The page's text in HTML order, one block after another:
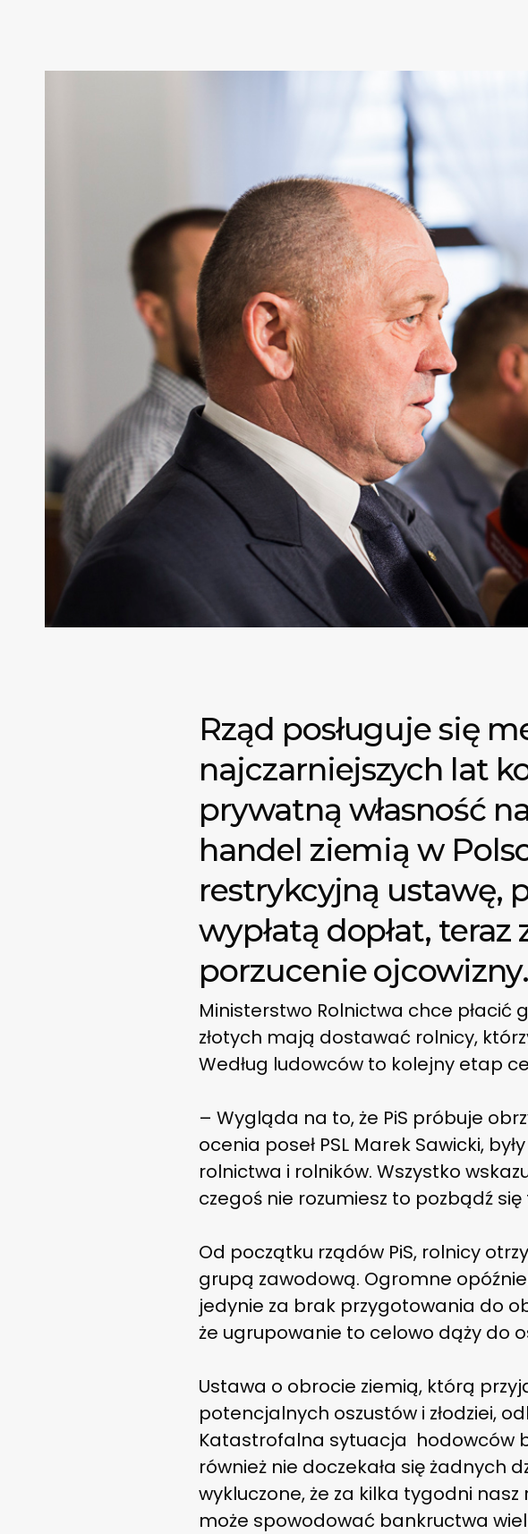
Rząd posługuje się
najczarniejszych lat
prywatną własność
handel ziemią w
restrykcyjną ustawę,
wypłatą dopłat,
porzucenie ojcowizny.
Ministerstwo Rolnictwa chce płacić
złotych mają dostawać rolnicy,
Według ludowców to kolejny etap
– Wygląda na to, że PiS próbuje
ocenia poseł PSL Marek Sawicki,
rolnictwa i rolników. Wszystko
czegoś nie rozumiesz to pozbądź
Od początku rządów PiS, rolnicy
grupą zawodową. Ogromne
jedynie za brak przygotowania do
że ugrupowanie to celowo dąży do
Ustawa o obrocie ziemią, którą
potencjalnych oszustów i złodziei,
Katastrofalna sytuacja hodowców
również nie doczekała się żadnych
wykluczone, że za kilka tygodni
może spowodować bankructwa